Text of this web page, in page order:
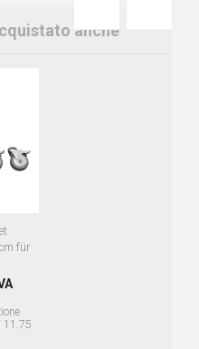
anche
für
11.75